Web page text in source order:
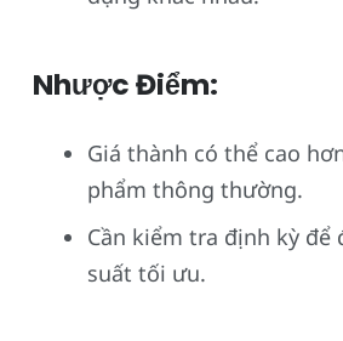
Nhược Điểm:
Giá thành có thể cao
phẩm thông thường.
Cần kiểm tra định kỳ để
suất tối ưu.